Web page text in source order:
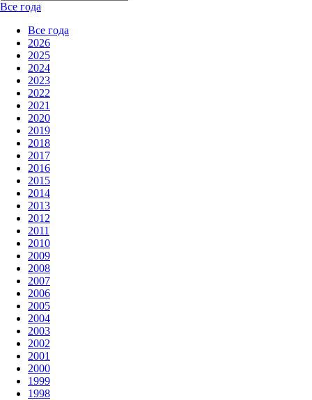
Все года
Все года
2026
2025
2024
2023
2022
2021
2020
2019
2018
2017
2016
2015
2014
2013
2012
2011
2010
2009
2008
2007
2006
2005
2004
2003
2002
2001
2000
1999
1998